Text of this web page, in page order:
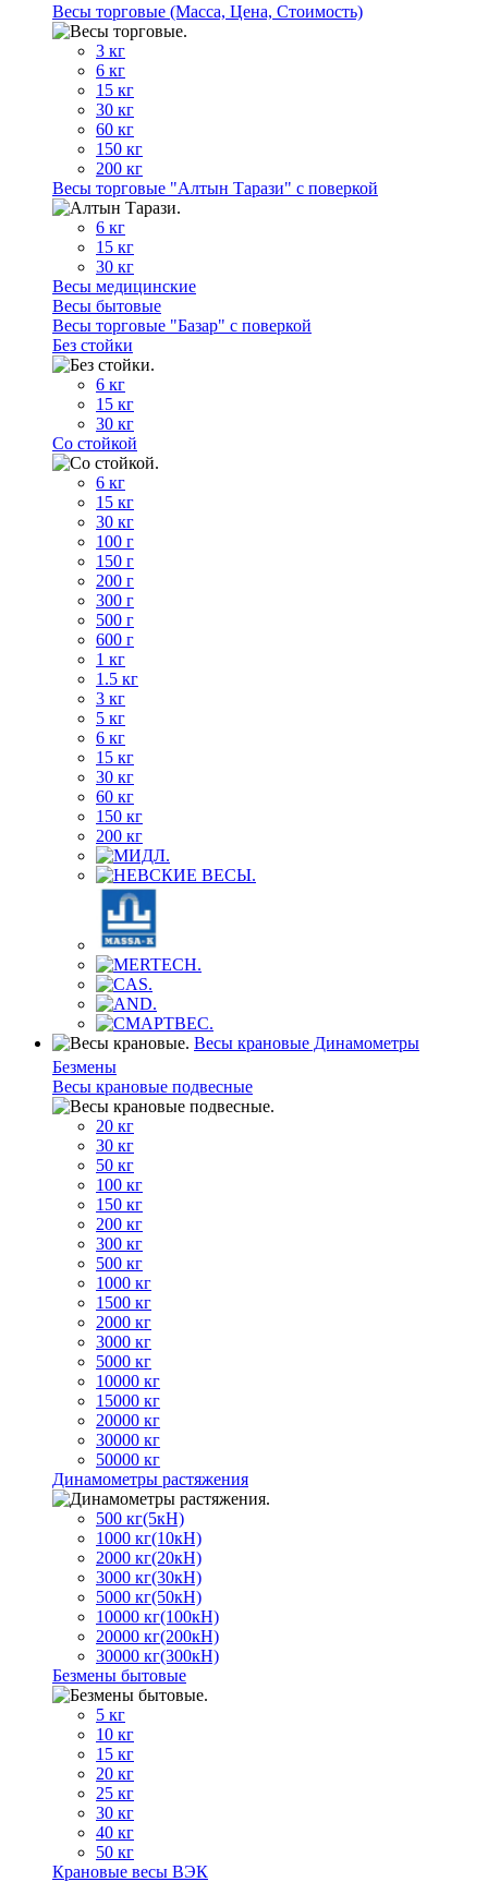
Весы торговые (Масса, Цена, Стоимость)
3 кг
6 кг
15 кг
30 кг
60 кг
150 кг
200 кг
Весы торговые "Алтын Тарази" с поверкой
6 кг
15 кг
30 кг
Весы медицинские
Весы бытовые
Весы торговые "Базар" с поверкой
Без стойки
6 кг
15 кг
30 кг
Со стойкой
6 кг
15 кг
30 кг
100 г
150 г
200 г
300 г
500 г
600 г
1 кг
1.5 кг
3 кг
5 кг
6 кг
15 кг
30 кг
60 кг
150 кг
200 кг
Весы крановые Динамометры
Безмены
Весы крановые подвесные
20 кг
30 кг
50 кг
100 кг
150 кг
200 кг
300 кг
500 кг
1000 кг
1500 кг
2000 кг
3000 кг
5000 кг
10000 кг
15000 кг
20000 кг
30000 кг
50000 кг
Динамометры растяжения
500 кг(5кН)
1000 кг(10кН)
2000 кг(20кН)
3000 кг(30кН)
5000 кг(50кН)
10000 кг(100кН)
20000 кг(200кН)
30000 кг(300кН)
Безмены бытовые
5 кг
10 кг
15 кг
20 кг
25 кг
30 кг
40 кг
50 кг
Крановые весы ВЭК